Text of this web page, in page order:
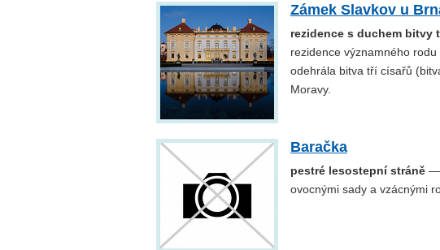
Zámek Slavkov u
rezidence s duchem bitvy
rezidence významného
odehrála bitva tří císařů
Moravy.
Baračka
pestré lesostepní stráně —
ovocnými sady a vzácnými